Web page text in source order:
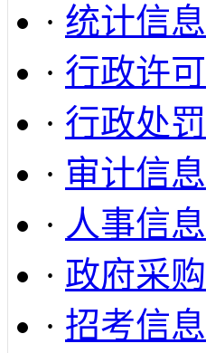
· 统计信息
· 行政许可
· 行政处罚
· 审计信息
· 人事信息
· 政府采购
· 招考信息